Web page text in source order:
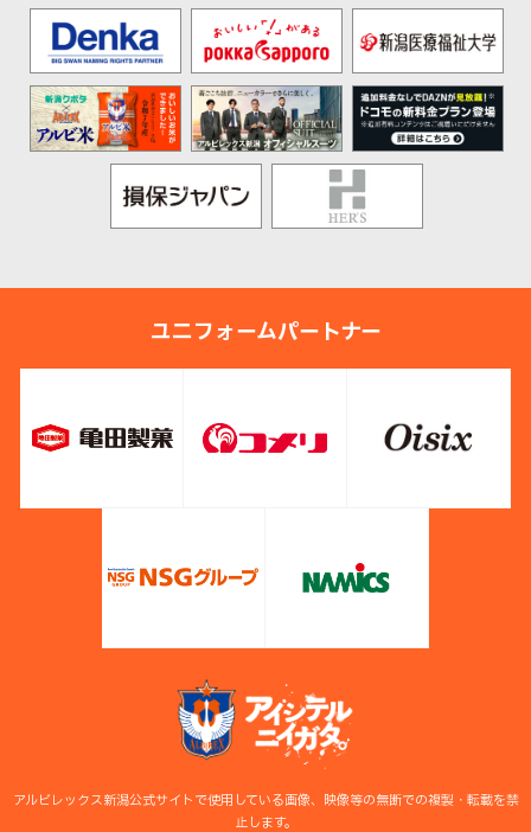
ユニフォームパートナー
アルビレックス新潟公式サイトで使用している画像、映像等の無断での複製・転載を禁
止します。